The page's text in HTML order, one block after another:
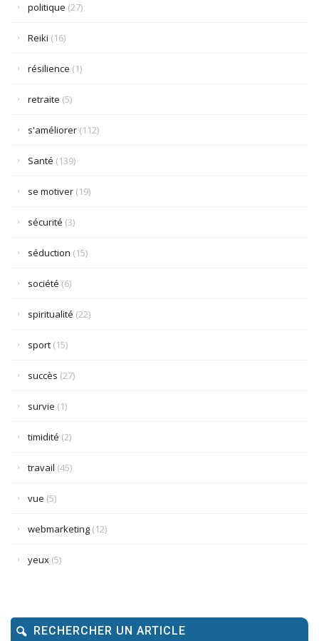
politique (27)
Reiki (16)
résilience (1)
retraite (5)
s'améliorer (112)
Santé (139)
se motiver (19)
sécurité (3)
séduction (15)
société (6)
spiritualité (22)
sport (15)
succès (27)
survie (1)
timidité (2)
travail (45)
vue (5)
webmarketing (12)
yeux (5)
RECHERCHER UN ARTICLE